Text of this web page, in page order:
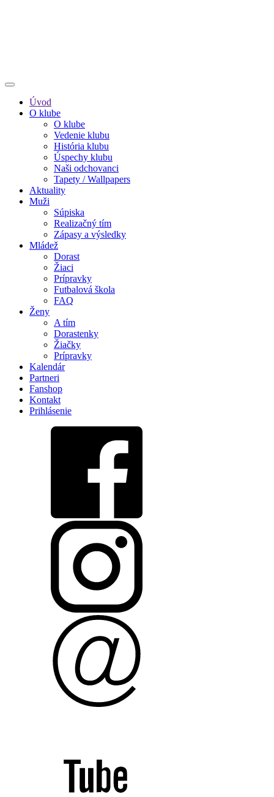
Úvod
O klube
O klube
Vedenie klubu
História klubu
Úspechy klubu
Naši odchovanci
Tapety / Wallpapers
Aktuality
Muži
Súpiska
Realizačný tím
Zápasy a výsledky
Mládež
Dorast
Žiaci
Prípravky
Futbalová škola
FAQ
Ženy
A tím
Dorastenky
Žiačky
Prípravky
Kalendár
Partneri
Fanshop
Kontakt
Prihlásenie